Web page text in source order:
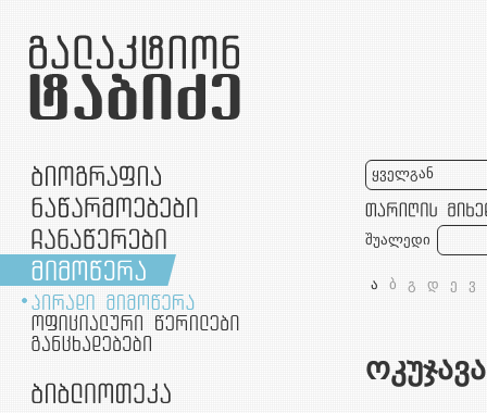
ყველგან
შუალედი
ა ბ გ დ ე ვ